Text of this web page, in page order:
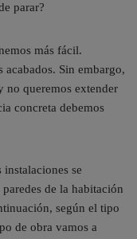
parar?
más fácil.
acabados. Sin embargo,
no queremos extender
concreta debemos
se
de la habitación
según el tipo
de obra vamos a